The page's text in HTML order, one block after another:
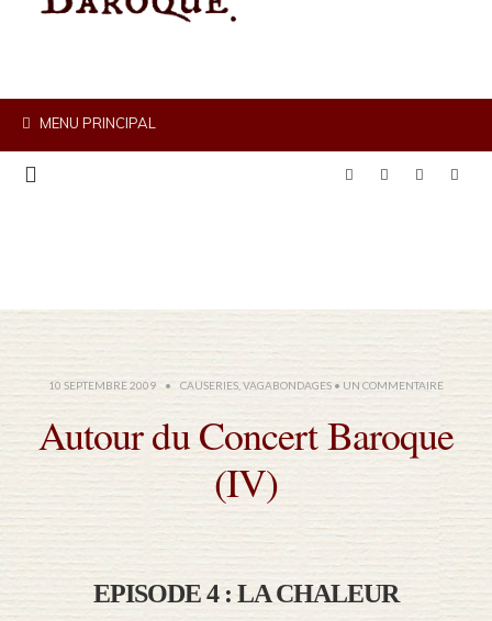
MENU PRINCIPAL
10 SEPTEMBRE 2009 • CAUSERIES VAGABONDAGES • UN COMMENTAIRE
Autour du Concert Baroque
(IV)
EPISODE 4 : LA CHALEUR